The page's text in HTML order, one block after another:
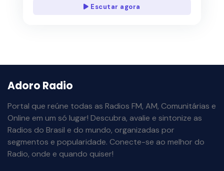
Escutar agora
Adoro Radio
Portal que reúne todas as Radios FM, AM, Comunitárias e
Online em um só lugar! Descubra, avalie e sintonize as
Radios do Brasil e do mundo, organizadas por
segmentos e popularidade. Conecte-se ao melhor do
Radio, onde e quando quiser!